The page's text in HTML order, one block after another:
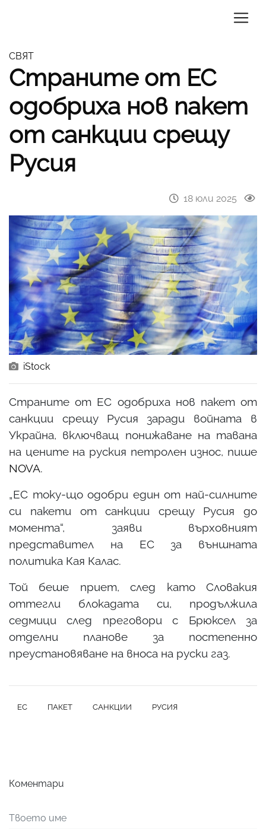
СВЯТ
Страните от ЕС
одобриха нов пакет
от санкции срещу
Русия
18 юли 2025
iStock
Страните от ЕС одобриха нов пакет от
санкции срещу Русия заради войната в
Украйна, включващ понижаване на тавана
на цените на руския петролен износ, пише
NOVA.
„ЕС току-що одобри един от най-силните
си пакети от санкции срещу Русия до
момента“, заяви върховният
представител на ЕС за външната
политика Кая Калас.
Той беше приет, след като Словакия
оттегли блокадата си, продължила
седмици след преговори с Брюксел за
отделни планове за постепенно
преустановяване на вноса на руски газ.
ЕС ПАКЕТ САНКЦИИ РУСИЯ
Коментари